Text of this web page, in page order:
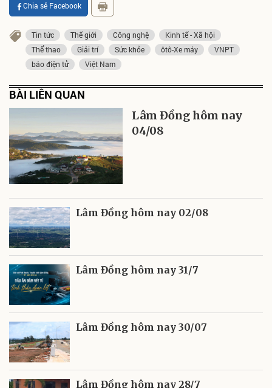
Chia sẻ Facebook
Tin tức Thế giới Công nghệ
Kinh tế - Xã hội
Thể thao
Giải trí Sức khỏe ôtô-Xe máy
VNPT
báo điện tử
Việt Nam
BÀI LIÊN QUAN
Lâm Đồng hôm nay
04/08
Lâm Đồng hôm nay 02/08
Lâm Đồng hôm nay 31/7
Lâm Đồng hôm nay 30/07
Lâm Đồng hôm nay 28/7